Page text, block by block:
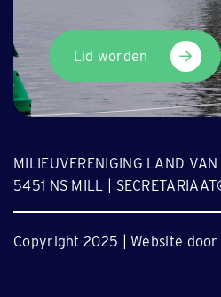
Lid worden
MILIEUVERENIGING LAND
5451 NS MILL |
Copyright 2025 | Website door